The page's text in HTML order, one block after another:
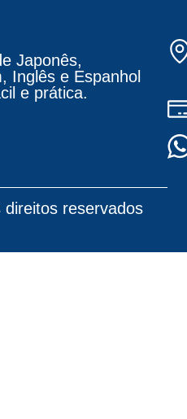
Japonês,
Inglês e Espanhol
e prática.
reservados